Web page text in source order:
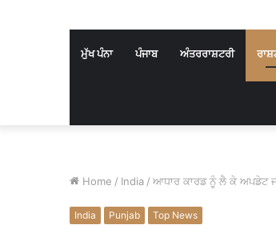
ਮੁੱਖ ਪੰਨਾ ਪੰਜਾਬ ਅੰਤਰਰਾਸ਼ਟਰੀ
Home / India / ਆਧਾਰ ਕਾਰਡ ਨੂੰ ਲੈ ਕੇ ਅਪਡੇਟ
India Punjab Top News